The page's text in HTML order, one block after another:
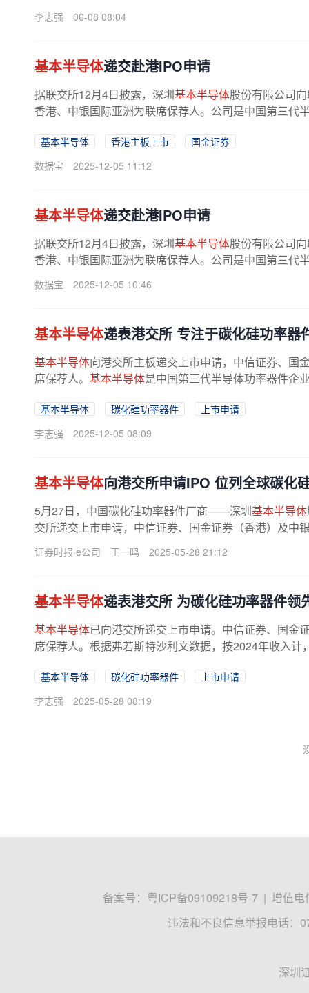
李志强
06-08 08:04
基本半导体递交赴港IPO申请
据联交所12月4日披露，深圳基本半导体股份有限公司
香港、中银国际亚洲为联席保荐人。公司是中国第三代
基本半导体 香港主板上市
国金证券
数据宝
2025-12-05 11:12
基本半导体递交赴港IPO申请
据联交所12月4日披露，深圳基本半导体股份有限公司
香港、中银国际亚洲为联席保荐人。公司是中国第三代
数据宝 2025-12-05 10:46
基本半导体递表港交所 专注于碳化硅功率器
基本半导体向港交所主板递交上市申请，中信证券、国
席保荐人。 基本半导体是中国第三代半导体功率器件企
基本半导体 碳化硅功率器件
上市申请
李志强
2025-12-05 08:09
基本半导体向港交所申请IPO 位列全球碳化
5月27日，中国碳化硅功率器件厂商——深圳基本半导体
交所递交上市申请，中信证券、国金证券（香港）及中
本半导体
由清华大学和剑桥大学...
证券时报·e公司 王一鸣 2025-05-28 21:12
基本半导体递表港交所 为碳化硅功率器件领
基本半导体已向港交所递交上市申请。中信证券、国金
席保荐人。根据弗若斯特沙利文数据，按2024年收入计
基本半导体 碳化硅功率器件
上市申请
李志强
2025-05-28 08:19
备案号： 粤ICP备09109218号-7 | 增值电
违法和不良信息举报电话：
深圳